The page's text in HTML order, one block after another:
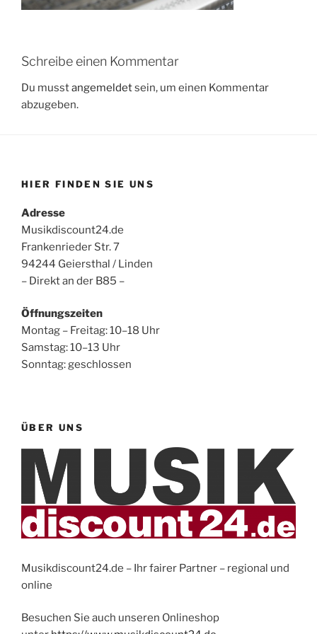
Schreibe einen Kommentar
Du musstangemeldetsein, um einen Kommentar
abzugeben.
HIER FINDEN SIE UNS
Adresse
Musikdiscount24.de
Frankenrieder Str. 7
94244 Geiersthal / Linden
– Direkt an der B85 –
Öffnungszeiten
Montag – Freitag: 10–18 Uhr
Samstag: 10–13 Uhr
Sonntag: geschlossen
ÜBER UNS
Musikdiscount24.de – Ihr fairer Partner – regional und
online
Besuchen Sie auch unseren Onlineshop